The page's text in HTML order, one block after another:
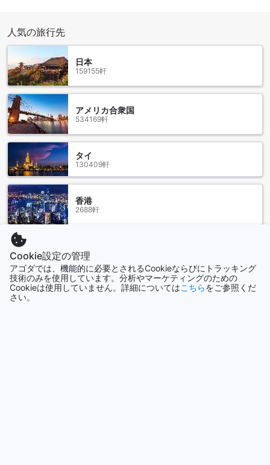
Restaurantや、地元の伝統的な味を楽しめるGhazal
Kitchen、そして多彩なカレー料理が評判のPenang Curry
た、手軽にハンバーガーを楽しめるBurger MK.Diinや、地元
の名物料理を提供するMJ Nasi Payau、そして新鮮な寿司を
味わえるSushi Sempornaも近くにあります。さらに、Anjung
Paghalian Myra CafeやD' SAYANG CAFE、Melanu Cafe'、
Boboi Fried Chickenなど、カフェやファストフード店も充実
しており、滞在中の食事に困ることはありません。
センポルナの宿泊費用を比較：Chan's Smart Living Innの魅
力的な価格設定
センポルナでの平均的なホテルの料金は、1泊あたり約101ド
ルから150ドルとやや高めです。これに対して、Chan's
Smart Living Innは、1泊あたりわずか76ドルから100ドルの
範囲で宿泊できるため、非常にコストパフォーマンスに優れ
し、旅行者にとって魅力的な選択肢となっています。
Chan's Smart Living Innの高評価と快適な滞在体験
Chan's Smart Living Innは、その優れた総合評価9.0を誇り、
ゲストから高い満足度を得ています。特に、清潔さに関して
人気の旅行先
日本
159155軒
アメリカ合衆国
534169軒
タイ
130409軒
香港
2688軒
1501軒
もっと見る
Cookie設定の管理
アゴダでは、機能的に必要とされるCookieならびにトラッキング
技術のみを使用しています。分析やマーケティングのための
Cookieは使用していません。詳細についてはこちらをご参照くだ
さい。